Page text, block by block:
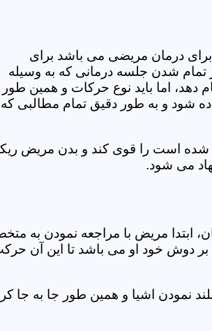
درمان مریضی می باشد برای
تمام شدن جلسه درمانی که به وسیله
دهد، اما باید نوع حرکات و همین
شود و به طور دقیق تمام مطالبی
شده است را قوی کند و بدن مریض
می شود.
ابتدا مریض با مراجعه نمودن به
دوش خود او می باشد تا این آن
نمودن اشیا و همین طور جا به جا